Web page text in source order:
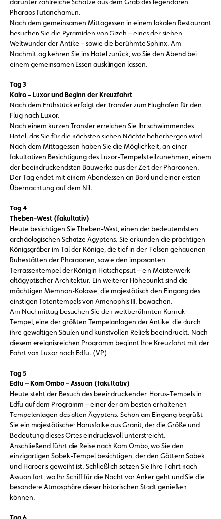
darunter zahlreiche Schätze aus dem Grab des legendären
Pharaos Tutanchamun.
Nach dem gemeinsamen Mittagessen in einem lokalen Restaurant
besuchen Sie die Pyramiden von Gizeh – eines der sieben
Weltwunder der Antike – sowie die berühmte Sphinx. Am
Nachmittag kehren Sie ins Hotel zurück, wo Sie den Abend bei
einem gemeinsamen Essen ausklingen lassen.
Tag 3
Kairo – Luxor und Beginn der Kreuzfahrt
Nach dem Frühstück erfolgt der Transfer zum Flughafen für den
Flug nach Luxor.
Nach einem kurzen Transfer erreichen Sie Ihr schwimmendes
Hotel, das Sie für die nächsten sieben Nächte beherbergen wird.
Nach dem Mittagessen haben Sie die Möglichkeit, an einer
fakultativen Besichtigung des Luxor-Tempels teilzunehmen, einem
der beeindruckendsten Bauwerke aus der Zeit der Pharaonen.
Der Tag endet mit einem Abendessen an Bord und einer ersten
Übernachtung auf dem Nil.
Tag 4
Theben-West (fakultativ)
Heute besichtigen Sie Theben-West, einen der bedeutendsten
archäologischen Schätze Ägyptens. Sie erkunden die prächtigen
Königsgräber im Tal der Könige, die tief in den Felsen gehauenen
Ruhestätten der Pharaonen, sowie den imposanten
Terrassentempel der Königin Hatschepsut – ein Meisterwerk
altägyptischer Architektur. Ein weiterer Höhepunkt sind die
mächtigen Memnon-Kolosse, die majestätisch den Eingang des
einstigen Totentempels von Amenophis III. bewachen.
Am Nachmittag besuchen Sie den weltberühmten Karnak-
Tempel, eine der größten Tempelanlagen der Antike, die durch
ihre gewaltigen Säulen und kunstvollen Reliefs beeindruckt. Nach
diesem ereignisreichen Programm beginnt Ihre Kreuzfahrt mit der
Fahrt von Luxor nach Edfu. (VP)
Tag 5
Edfu – Kom Ombo – Assuan (fakultativ)
Heute steht der Besuch des beeindruckenden Horus-Tempels in
Edfu auf dem Programm – einer der am besten erhaltenen
Tempelanlagen des alten Ägyptens. Schon am Eingang begrüßt
Sie ein majestätischer Horusfalke aus Granit, der die Größe und
Bedeutung dieses Ortes eindrucksvoll unterstreicht.
Anschließend führt die Reise nach Kom Ombo, wo Sie den
einzigartigen Sobek-Tempel besichtigen, der den Göttern Sobek
und Haroeris geweiht ist. Schließlich setzen Sie Ihre Fahrt nach
Assuan fort, wo Ihr Schiff für die Nacht vor Anker geht und Sie die
besondere Atmosphäre dieser historischen Stadt genießen
können.